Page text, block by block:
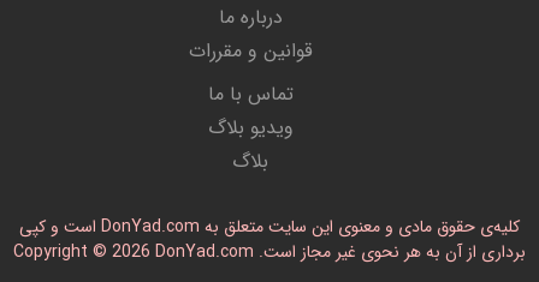
درباره ما
قوانین و مقررات
تماس با ما
ویدیو بلاگ
بلاگ
کلیه‌ی حقوق مادی و معنوی این سایت متعلق به DonYad.com است و کپی
برداری از آن به هر نحوی غیر مجاز است. Copyright © 2026 DonYad.com